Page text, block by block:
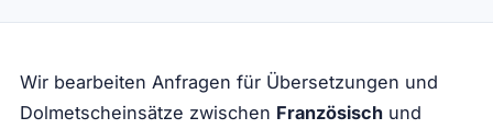
Wir bearbeiten Anfragen für Übersetzungen und
Dolmetscheinsätze zwischen Französischund